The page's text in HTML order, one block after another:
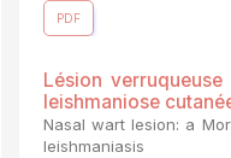
PDF
Lésion
leishmaniose
Nasal wart lesion: a
leishmaniasis